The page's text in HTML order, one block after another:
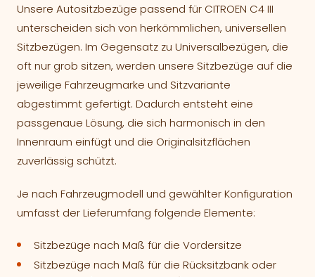
Unsere Autositzbezüge passend für CITROEN C4 III
unterscheiden sich von herkömmlichen, universellen
Sitzbezügen. Im Gegensatz zu Universalbezügen, die
oft nur grob sitzen, werden unsere Sitzbezüge auf die
jeweilige Fahrzeugmarke und Sitzvariante
abgestimmt gefertigt. Dadurch entsteht eine
passgenaue Lösung, die sich harmonisch in den
Innenraum einfügt und die Originalsitzflächen
zuverlässig schützt.
Je nach Fahrzeugmodell und gewählter Konfiguration
umfasst der Lieferumfang folgende Elemente:
Sitzbezüge nach Maß für die Vordersitze
Sitzbezüge nach Maß für die Rücksitzbank oder